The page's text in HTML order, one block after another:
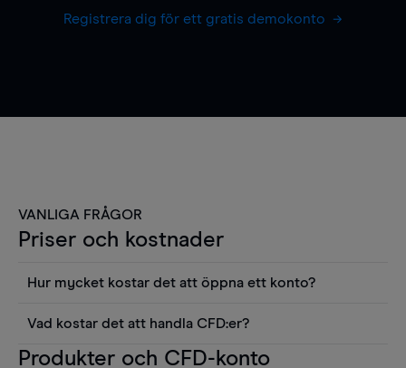
Registrera dig för ett gratis demokonto
VANLIGA FRÅGOR
Priser och kostnader
Hur mycket kostar det att öppna ett konto?
använda sådana verktyg som diagram, Reuters
Vad kostar det att handla CFD:er?
Det är en rad kostnader att tänka på när man
Produkter och CFD-konto